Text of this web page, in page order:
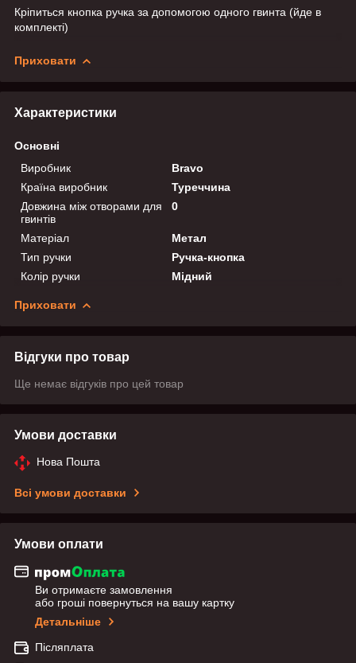
Кріпиться кнопка ручка за допомогою одного гвинта (йде в
комплекті)
Приховати
Характеристики
Основні
Виробник
Bravo
Країна виробник
Туреччина
Довжина між отворами для
гвинтів
0
Матеріал
Метал
Тип ручки
Ручка-кнопка
Колір ручки
Мідний
Приховати
Відгуки про товар
Ще немає відгуків про цей товар
Умови доставки
Нова Пошта
Всі умови доставки
Умови оплати
Ви отримаєте замовлення
або гроші повернуться на вашу картку
Детальніше
Післяплата